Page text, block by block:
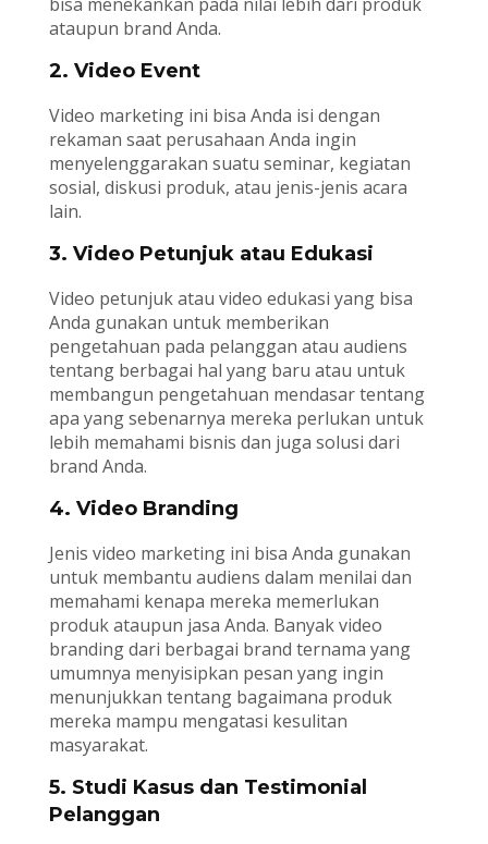
bisa menekankan pada nilai lebih dari produk
ataupun brand Anda.
2. Video Event
Video marketing ini bisa Anda isi dengan
rekaman saat perusahaan Anda ingin
menyelenggarakan suatu seminar, kegiatan
sosial, diskusi produk, atau jenis-jenis acara
lain.
3. Video Petunjuk atau Edukasi
Video petunjuk atau video edukasi yang bisa
Anda gunakan untuk memberikan
pengetahuan pada pelanggan atau audiens
tentang berbagai hal yang baru atau untuk
membangun pengetahuan mendasar tentang
apa yang sebenarnya mereka perlukan untuk
lebih memahami bisnis dan juga solusi dari
brand Anda.
4. Video Branding
Jenis video marketing ini bisa Anda gunakan
untuk membantu audiens dalam menilai dan
memahami kenapa mereka memerlukan
produk ataupun jasa Anda. Banyak video
branding dari berbagai brand ternama yang
umumnya menyisipkan pesan yang ingin
menunjukkan tentang bagaimana produk
mereka mampu mengatasi kesulitan
masyarakat.
5. Studi Kasus dan Testimonial
Pelanggan